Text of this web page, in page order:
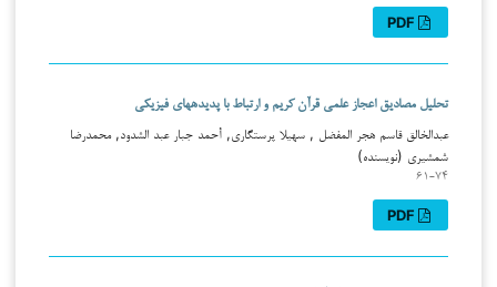
تحلیل مصادیق اعجاز علمی قرآن کریم و ارتباط با پدیده­های فیزیکی
عبدالخالق قاسم هجر المفضل , سهیلا پرستگاری, أحمد جبار عبد الشدود, محمدرضا
شمشيري (نویسنده)
۶۱-۷۴